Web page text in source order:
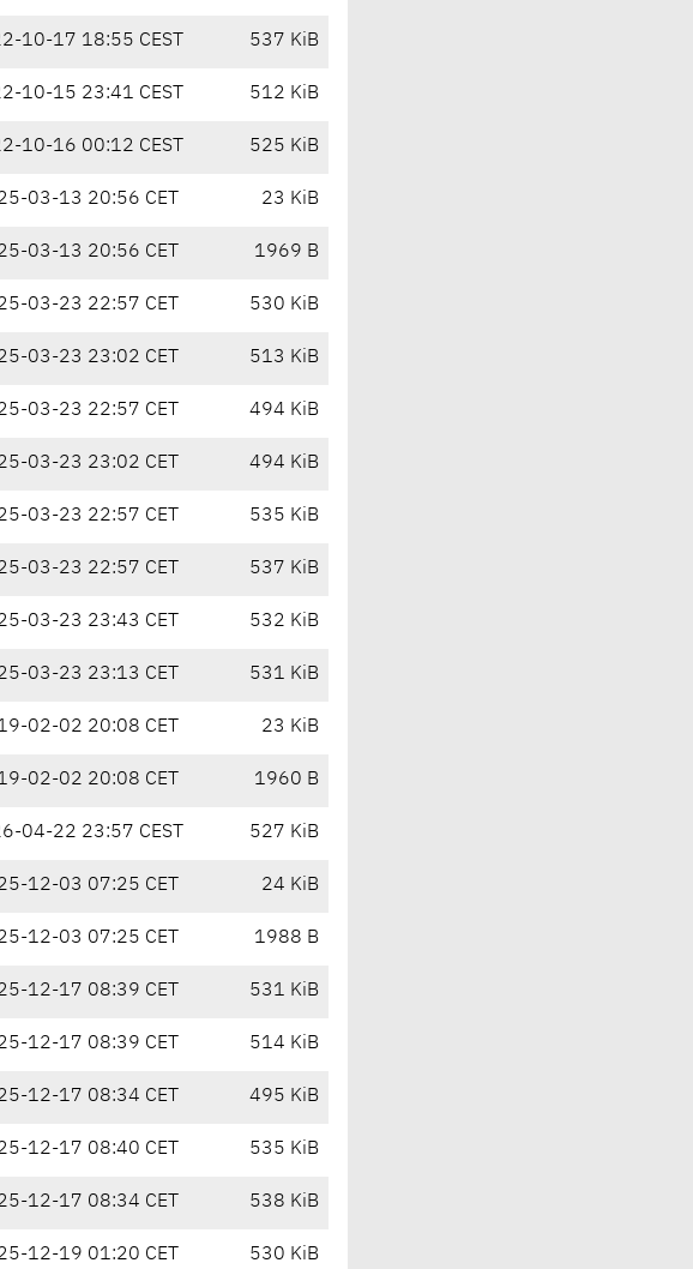
10-17 18:55 CEST 537 KiB
10-15 23:41 CEST 512 KiB
10-16 00:12 CEST 525 KiB
03-13 20:56 CET 23 KiB
03-13 20:56 CET 1969 B
03-23 22:57 CET 530 KiB
03-23 23:02 CET 513 KiB
03-23 22:57 CET 494 KiB
03-23 23:02 CET 494 KiB
03-23 22:57 CET 535 KiB
03-23 22:57 CET 537 KiB
03-23 23:43 CET 532 KiB
03-23 23:13 CET 531 KiB
02-02 20:08 CET 23 KiB
02-02 20:08 CET 1960 B
04-22 23:57 CEST 527 KiB
12-03 07:25 CET 24 KiB
12-03 07:25 CET 1988 B
12-17 08:39 CET 531 KiB
12-17 08:39 CET 514 KiB
12-17 08:34 CET 495 KiB
12-17 08:40 CET 535 KiB
12-17 08:34 CET 538 KiB
12-19 01:20 CET 530 KiB